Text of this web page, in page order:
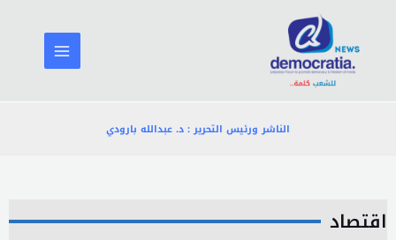
المحتوى
الناشر ورئيس التحرير : د. عبدالله بارودي
اقتصاد